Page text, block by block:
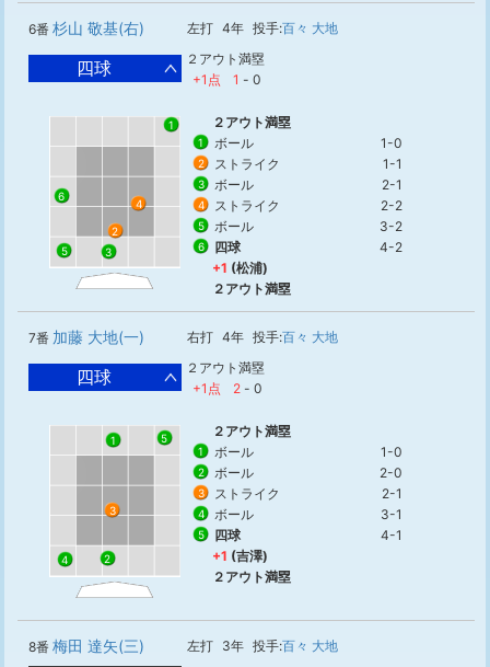
6番 杉山 敬基(右) 左打 4年 投手:百々 大地
四球
２アウト満塁
+1点
1 - 0
1
2
3
4
5
6
２アウト満塁
1 ボール 1-0
2 ストライク 1-1
3 ボール 2-1
4 ストライク 2-2
5 ボール 3-2
6 四球
4-2
+1 (松浦)
２アウト満塁
7番 加藤 大地(一) 右打 4年 投手:百々 大地
四球
２アウト満塁
+1点
2 - 0
1
2
3
4
5 ２アウト満塁
1 ボール 1-0
2 ボール 2-0
3 ストライク 2-1
4 ボール 3-1
5 四球
4-1
+1 (吉澤)
２アウト満塁
8番 梅田 達矢(三) 左打 3年 投手:百々 大地